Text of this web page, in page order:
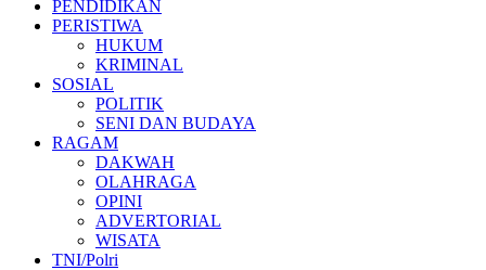
PENDIDIKAN
PERISTIWA
HUKUM
KRIMINAL
SOSIAL
POLITIK
SENI DAN BUDAYA
RAGAM
DAKWAH
OLAHRAGA
OPINI
ADVERTORIAL
WISATA
TNI/Polri